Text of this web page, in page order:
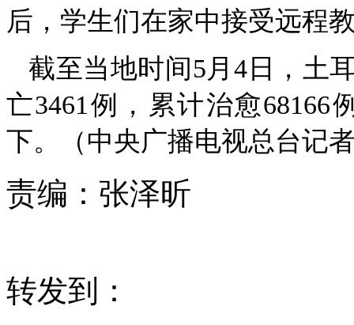
后，学生们在家中接受远程
截至当地时间5月4日，土
亡3461例，累计治愈68166
下。（中央广播电视总台记
责编： 张泽昕
转发到：